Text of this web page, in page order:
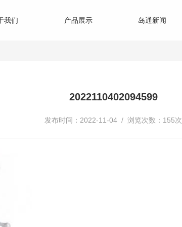
我们 产品展示 岛通新闻
2022110402094599
发布时间：2022-11-04 / 浏览次数：155次